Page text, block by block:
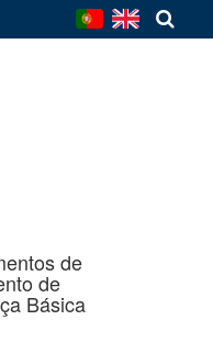
de
de
Básica